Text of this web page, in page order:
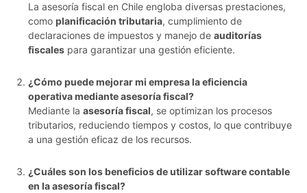
La asesoría fiscal en Chile engloba diversas prestaciones,
como planificación tributaria, cumplimiento de
declaraciones de impuestos y manejo de auditorías
fiscales para garantizar una gestión eficiente.
¿Cómo puede mejorar mi empresa la eficiencia
operativa mediante asesoría fiscal?
Mediante la asesoría fiscal, se optimizan los procesos
tributarios, reduciendo tiempos y costos, lo que contribuye
a una gestión eficaz de los recursos.
¿Cuáles son los beneficios de utilizar software contable
en la asesoría fiscal?